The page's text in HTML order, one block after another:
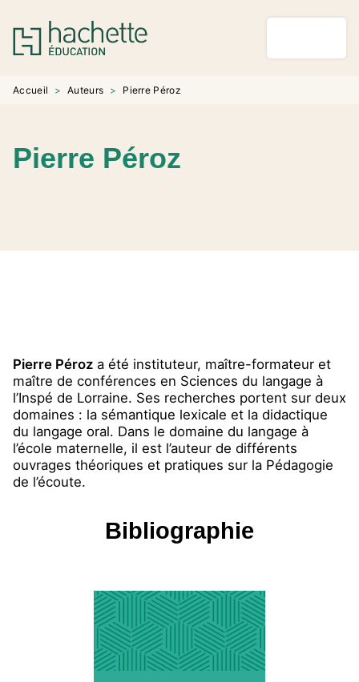
MENU RECHERCHE
PIED DE PAGE
Accueil > Auteurs > Pierre Péroz
Pierre Péroz
Pierre Péroz a été instituteur, maître-formateur et
maître de conférences en Sciences du langage à
l’Inspé de Lorraine. Ses recherches portent sur deux
domaines : la sémantique lexicale et la didactique
du langage oral. Dans le domaine du langage à
l’école maternelle, il est l’auteur de différents
ouvrages théoriques et pratiques sur la Pédagogie
de l’écoute.
Bibliographie